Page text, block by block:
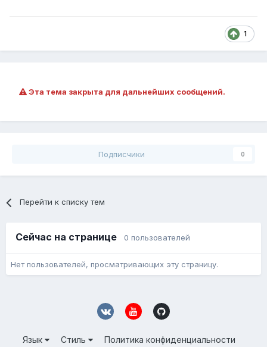
1
Эта тема закрыта для дальнейших сообщений.
Подписчики 0
Перейти к списку тем
Сейчас на странице 0 пользователей
Нет пользователей, просматривающих эту страницу.
Язык Стиль
Политика конфиденциальности